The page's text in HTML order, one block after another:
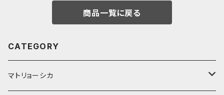
商品一覧に戻る
CATEGORY
マトリョーシカ